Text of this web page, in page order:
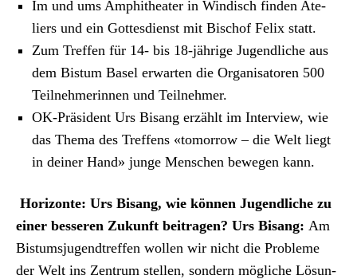
Über uns
ePaper
aktuelle Ausgabe
Suchen
Im und ums Amphithe­ater in Windisch find­en Ate­
liers und ein Gottes­di­enst mit Bischof Felix statt.
Zum Tre­f­fen für 14- bis 18-jährige Jugendliche aus
dem Bis­tum Basel erwarten die Organ­isatoren 500
Teil­nehmerin­nen und Teil­nehmer.
OK-Präsi­dent Urs Bisang erzählt im Inter­view, wie
das The­ma des Tre­f­fens «tomor­row – die Welt liegt
in dein­er Hand» junge Men­schen bewe­gen kann.
Hor­i­zonte: Urs Bisang, wie kön­nen Jugendliche zu
ein­er besseren Zukun­ft beitra­gen? Urs Bisang: Am
Bis­tum­sju­gendtr­e­f­fen wollen wir nicht die Prob­leme
der Welt ins Zen­trum stellen, son­dern mögliche Lösun­